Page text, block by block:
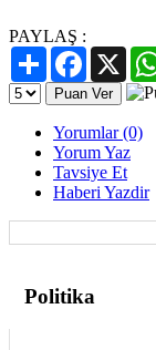
PAYLAŞ :
PaylaşFacebook
X
Yorumlar (0)
Yorum Yaz
Tavsiye Et
Haberi Yazdir
Politika